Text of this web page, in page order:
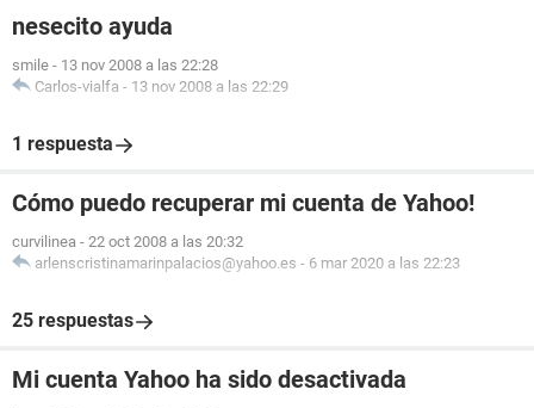
nesecito ayuda
smile - 13 nov 2008 a las 22:28
Carlos-vialfa - 13 nov 2008 a las 22:29
1 respuesta
Cómo puedo recuperar mi cuenta de Yahoo!
curvilinea - 22 oct 2008 a las 20:32
arlenscristinamarinpalacios@yahoo.es - 6 mar 2020 a las 22:23
25 respuestas
Mi cuenta Yahoo ha sido desactivada